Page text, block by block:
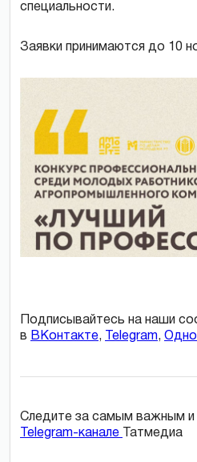
специальности.
Заявки принимаются до 10
Подписывайтесь на наши
в ВКонтакте, Telegram,
Следите за самым важным и
Telegram-канале
Татмедиа